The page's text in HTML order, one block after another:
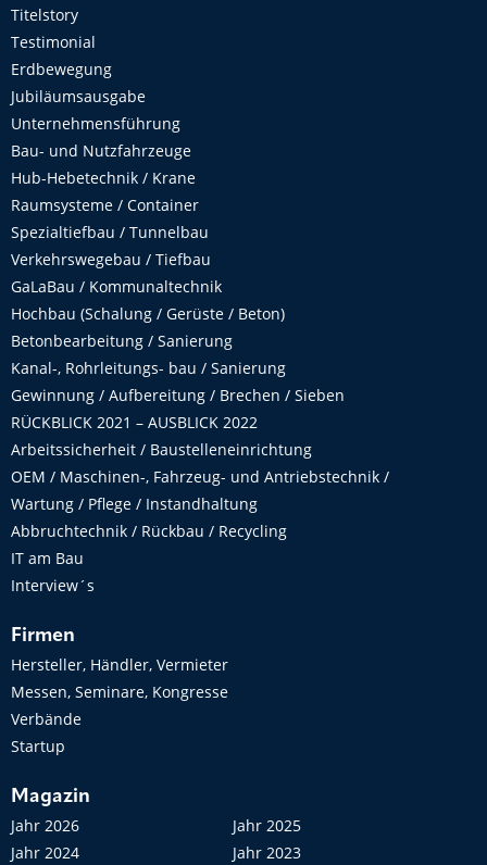
Titelstory
Testimonial
Erdbewegung
Jubiläumsausgabe
Unternehmensführung
Bau- und Nutzfahrzeuge
Hub-Hebetechnik / Krane
Raumsysteme / Container
Spezialtiefbau / Tunnelbau
Verkehrswegebau / Tiefbau
GaLaBau / Kommunaltechnik
Hochbau (Schalung / Gerüste / Beton)
Betonbearbeitung / Sanierung
Kanal-, Rohrleitungs- bau / Sanierung
Gewinnung / Aufbereitung / Brechen / Sieben
RÜCKBLICK 2021 – AUSBLICK 2022
Arbeitssicherheit / Baustelleneinrichtung
OEM / Maschinen-, Fahrzeug- und Antriebstechnik /
Wartung / Pflege / Instandhaltung
Abbruchtechnik / Rückbau / Recycling
IT am Bau
Interview´s
Firmen
Hersteller, Händler, Vermieter
Messen, Seminare, Kongresse
Verbände
Startup
Magazin
Jahr 2026
Jahr 2025
Jahr 2024
Jahr 2023